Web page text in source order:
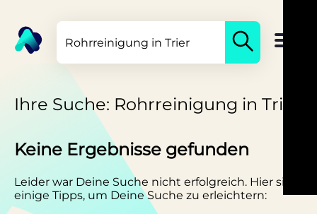
Ihre Suche: Rohrreinigung in Trier
Keine Ergebnisse gefunden
Leider war Deine Suche nicht erfolgreich. Hier sind
einige Tipps, um Deine Suche zu erleichtern: